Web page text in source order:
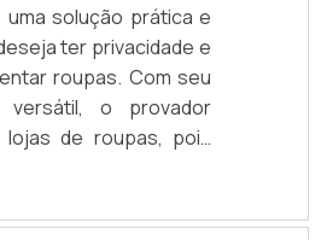
solução prática e
ter privacidade e
roupas. Com seu
o provador
de roupas, pois
ambiente seguro e
as peças.
cortina é fácil de